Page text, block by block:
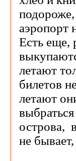
аэропорт
Есть еще,
летают
билетов
летают
острова,
не